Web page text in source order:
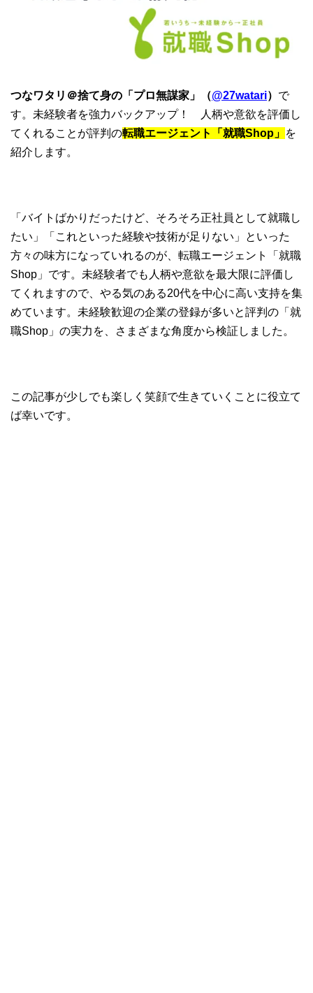
つなワタリ＠捨て身の「プロ無謀家」（@27watari） で
す。未経験者を強力バックアップ！ 人柄や意欲を評価し
てくれることが評判の転職エージェント「就職Shop」 を
紹介します。
「バイトばかりだったけど、そろそろ正社員として就職し
たい」「これといった経験や技術が足りない」といった
方々の味方になっていれるのが、転職エージェント「就職
Shop」です。未経験者でも人柄や意欲を最大限に評価し
てくれますので、やる気のある20代を中心に高い支持を集
めています。未経験歓迎の企業の登録が多いと評判の「就
職Shop」の実力を、さまざまな角度から検証しました。
この記事が少しでも楽しく笑顔で生きていくことに役立て
ば幸いです。